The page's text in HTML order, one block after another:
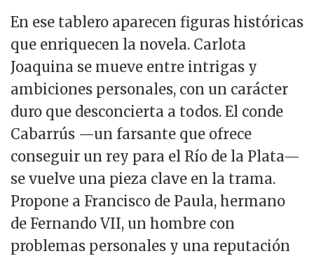
En ese tablero aparecen figuras históricas
que enriquecen la novela. Carlota
Joaquina se mueve entre intrigas y
ambiciones personales, con un carácter
duro que desconcierta a todos. El conde
Cabarrús —un farsante que ofrece
conseguir un rey para el Río de la Plata—
se vuelve una pieza clave en la trama.
Propone a Francisco de Paula, hermano
de Fernando VII, un hombre con
problemas personales y una reputación